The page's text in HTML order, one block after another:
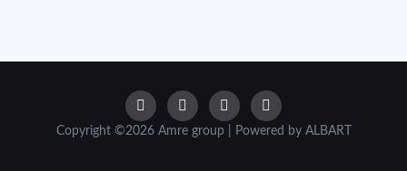
Copyright ©2026 Amre group | Powered by ALBART